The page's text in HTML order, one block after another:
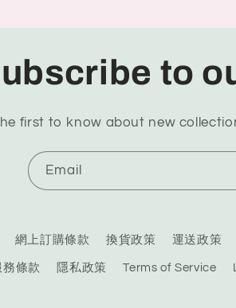
to
first to know about new
Email
網上訂購條款 換貨政策 運送政策
務條款 隱私政策 Terms of Service